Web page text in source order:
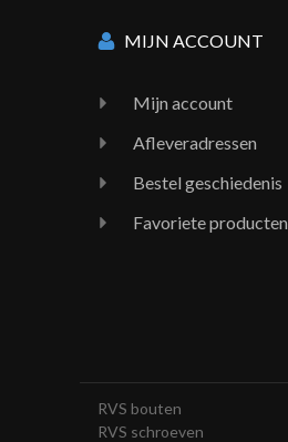
MIJN ACCOUNT
Mijn account
Afleveradressen
Bestel geschiedenis
Favoriete producten
RVS bouten
RVS schroeven